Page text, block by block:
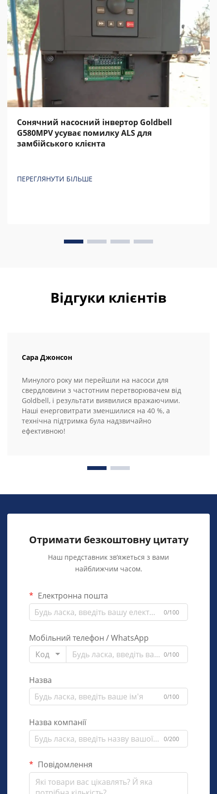
Сонячний насосний інвертор Goldbell
G580MPV усуває помилку ALS для
замбійського клієнта
ПЕРЕГЛЯНУТИ БІЛЬШЕ
Відгуки клієнтів
Сара Джонсон
Минулого року ми перейшли на насоси для
свердловини з частотним перетворювачем від
Goldbell, і результати виявилися вражаючими.
Наші енерговитрати зменшилися на 40 %, а
технічна підтримка була надзвичайно
ефективною!
Отримати безкоштовну цитату
Наш представник зв’яжеться з вами
найближчим часом.
Електронна пошта
0/100
Мобільний телефон / WhatsApp
Код
0/100
Назва
0/100
Назва компанії
0/200
Повідомлення